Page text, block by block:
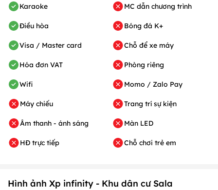
Karaoke
Điều hòa
Visa / Master card
Hóa đơn VAT
Wifi
Máy chiếu
Âm thanh - ánh sáng
HĐ trực tiếp
MC dẫn chương trình
Bóng đá K+
Chỗ để xe máy
Phòng riêng
Momo / Zalo Pay
Trang trí sự kiện
Màn LED
Chỗ chơi trẻ em
Hình ảnh Xp infinity - Khu dân cư Sala